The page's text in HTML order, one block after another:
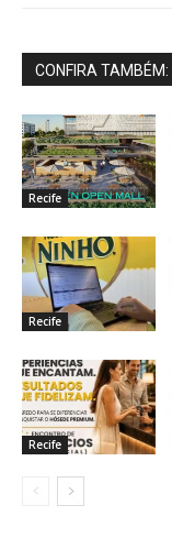
CONFIRA TAMBÉM:
Recife
Recife
Recife